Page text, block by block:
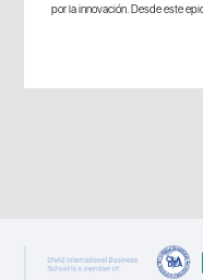
por la innovación. Desde este